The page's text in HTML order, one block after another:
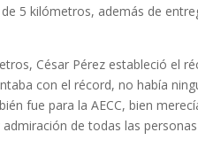
5 kilómetros, además de
César Pérez estableció el
con el récord, no había
fue para la AECC, bien
de todas las